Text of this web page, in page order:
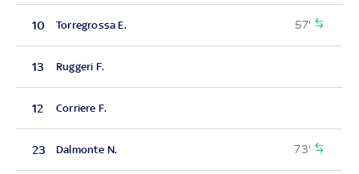
10 Torregrossa E. 57'
13 Ruggeri F.
12 Corriere F.
23 Dalmonte N. 73'